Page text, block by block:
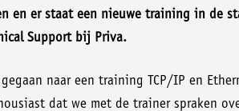
en er staat een nieuwe training in de
Support bij Priva.
naar een training TCP/IP en
dat we met de trainer spraken